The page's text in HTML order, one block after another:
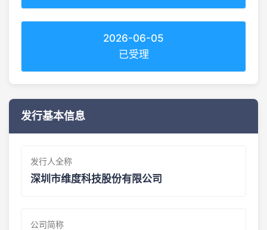
2026-06-05
已受理
发行基本信息
发行人全称
深圳市维度科技股份有限公司
公司简称